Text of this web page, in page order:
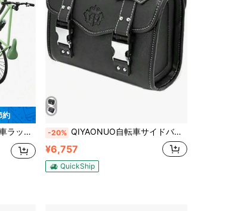
約
バルコニー、廊下 自転車愛好家のための収納アクセサリー -20% QIYAONUO自転車サイドバッグ PUサドルバッグ 小物入れ 工具入れ 防水 バイク サイドバッグ サドルバッグ 汎用 簡単着脱 (S - ブラック(ブラウン))
¥6,757
QuickShip